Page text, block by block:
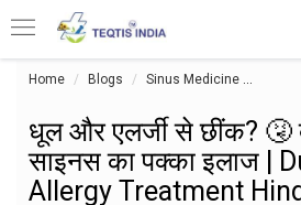
Home Blogs Sinus Medicine
धूल और एलर्जी से छींक?
साइनस का पक्का इलाज |
Allergy Treatment